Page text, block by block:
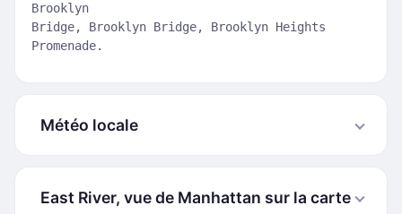
Brooklyn
Bridge, Brooklyn Bridge, Brooklyn Heights
Promenade.
Météo locale
East River, vue de Manhattan sur la carte